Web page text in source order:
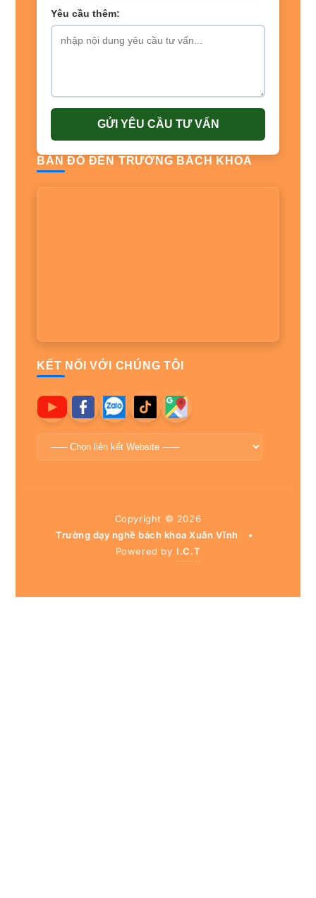
Yêu cầu thêm:
GỬI YÊU CẦU TƯ VẤN
BẢN ĐỒ ĐẾN TRƯỜNG BÁCH KHOA
KẾT NỐI VỚI CHÚNG TÔI
Copyright © 2026
Trường dạy nghề bách khoa Xuân Vĩnh
•
Powered by I.C.T